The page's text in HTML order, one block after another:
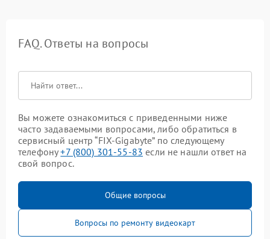
FAQ. Ответы на вопросы
Вы можете ознакомиться с приведенными ниже
часто задаваемыми вопросами, либо обратиться в
сервисный центр “FIX-Gigabyte” по следующему
телефону+7 (800) 301-55-83 если не нашли ответ на
свой вопрос.
Общие вопросы
Вопросы по ремонту видеокарт